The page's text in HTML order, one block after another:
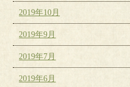
2019年10月
2019年9月
2019年7月
2019年6月